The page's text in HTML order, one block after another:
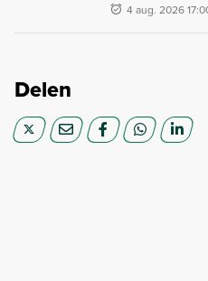
4 aug. 2026
Delen